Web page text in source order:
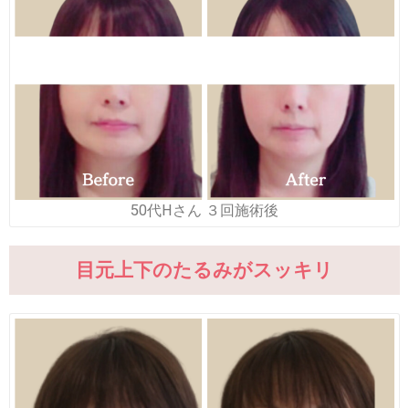
50代Hさん ３回施術後
目元上下のたるみがスッキリ